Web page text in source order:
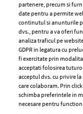
Filosofia
pariziene
CHANEL 06
Chanel a
și îți arătăm o
+ MAI MULTE
partenere, precum si
date pentru a permite
continutul si anunturile
dvs., pentru a va oferi
analiza traficul pe
GDPR in legatura cu
fi exercitate prin
acceptati folosirea
acceptul dvs. cu privire
care colaboram. Prin click
schimba preferintele in
necesare pentru